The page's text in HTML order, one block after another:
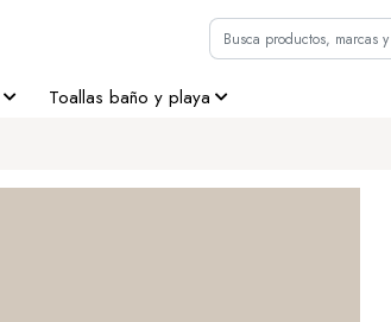
Toallas baño y playa